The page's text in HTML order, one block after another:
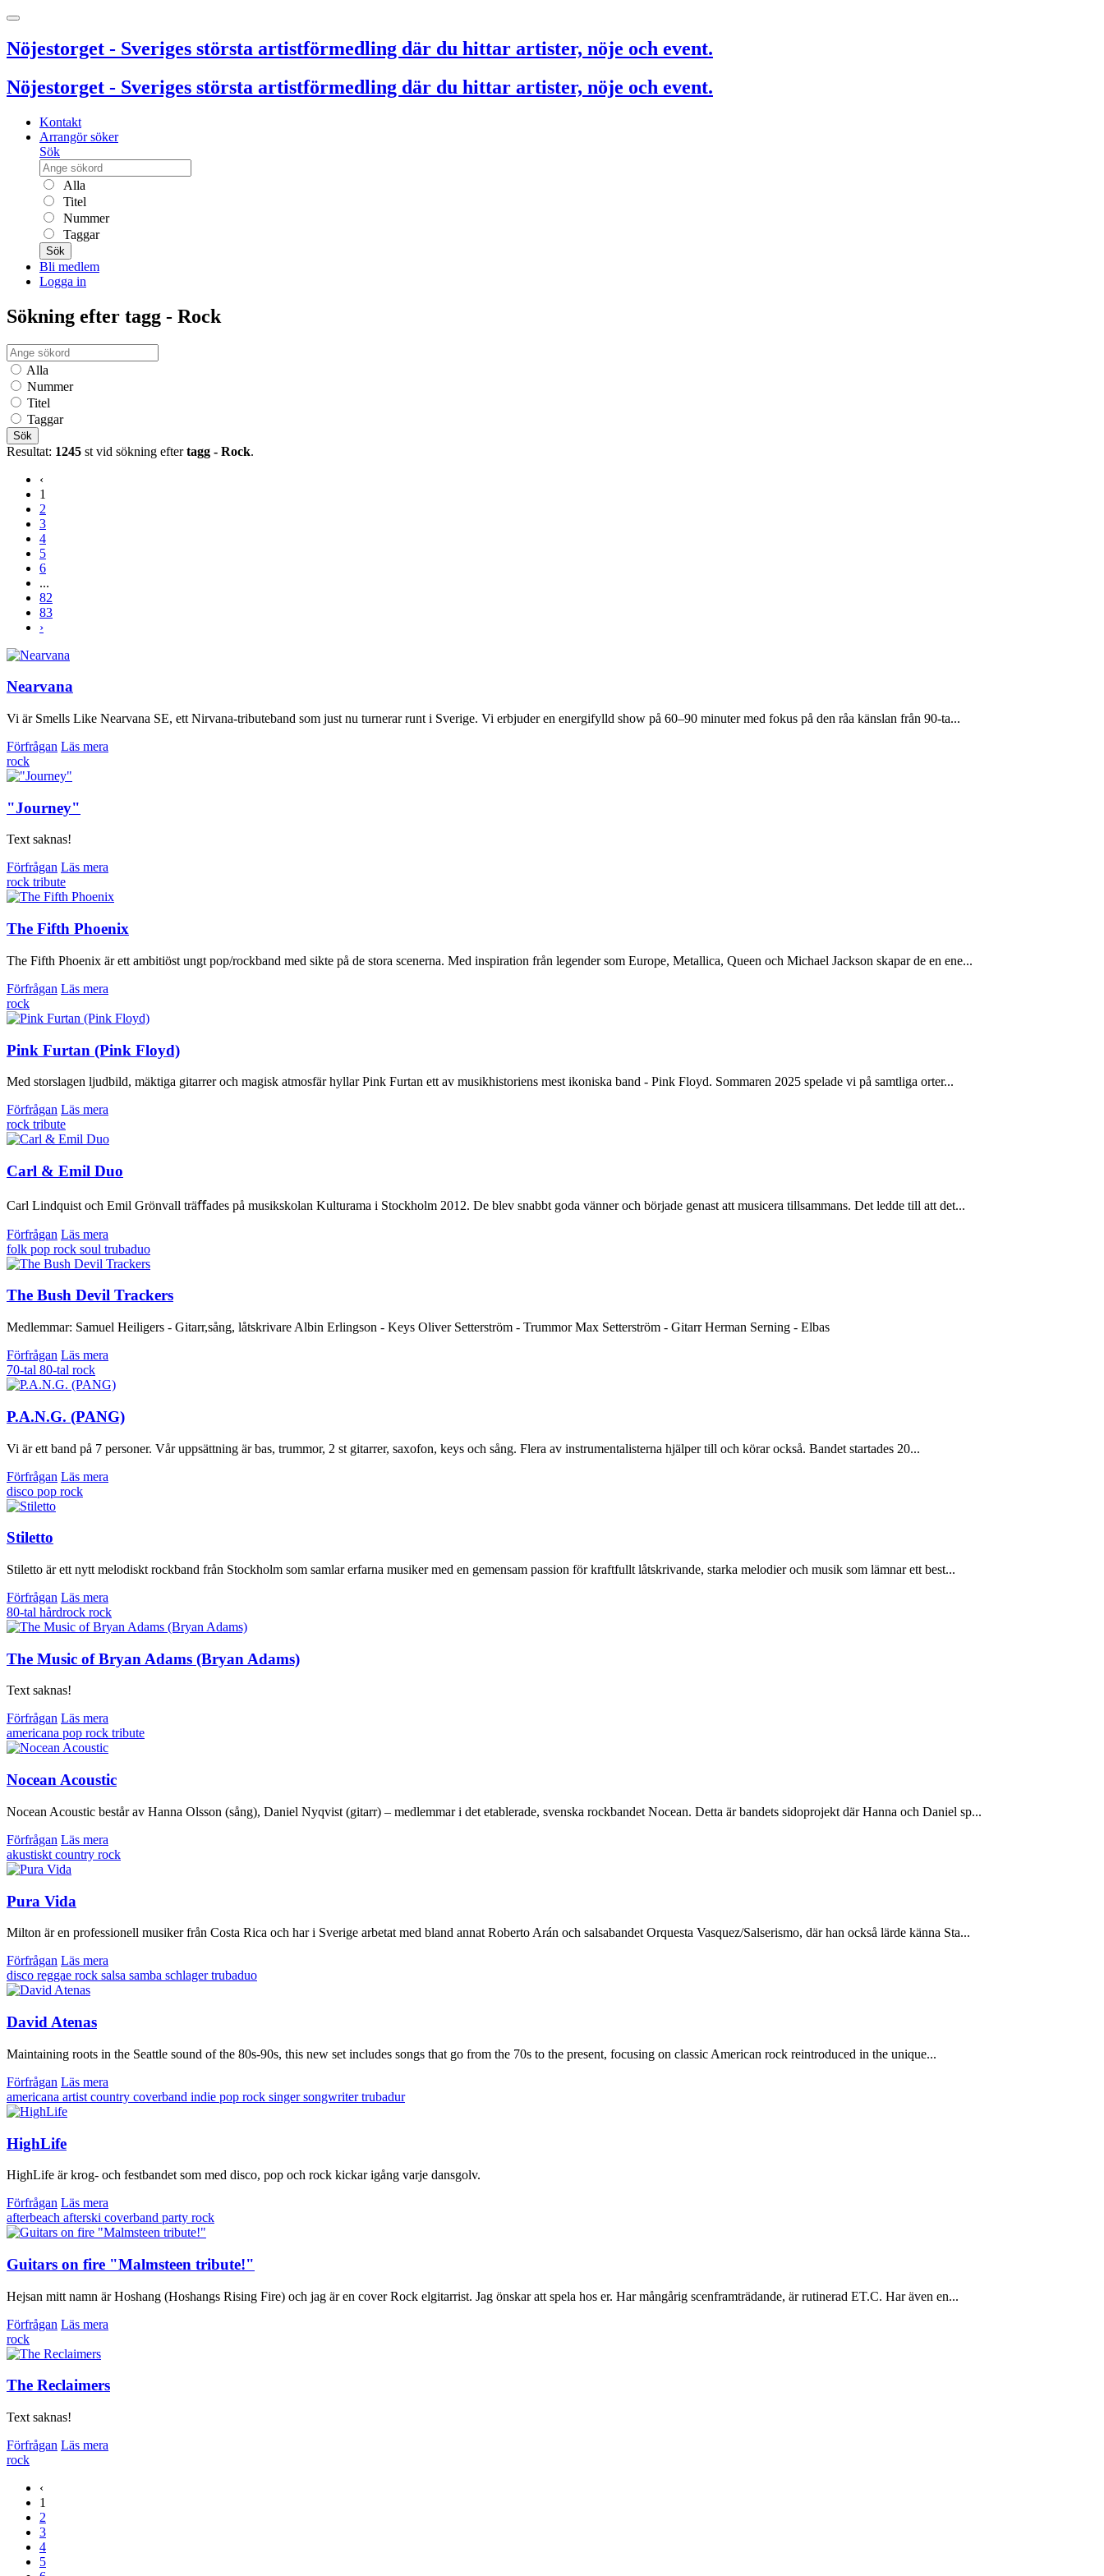
Nöjestorget - Sveriges största artistförmedling där du hittar artister, nöje och event.
Nöjestorget - Sveriges största artistförmedling där du hittar artister, nöje och event.
Kontakt
Arrangör söker
Sök
Alla
Titel
Nummer
Taggar
Sök
Bli medlem
Logga in
Sökning efter tagg - Rock
Alla
Nummer
Titel
Taggar
Sök
Resultat: 1245 st vid sökning eftertagg - Rock.
‹
1
2
3
4
5
6
...
82
83
›
Nearvana
Vi är Smells Like Nearvana SE, ett Nirvana-tributeband som just nu turnerar runt i Sverige. Vi erbjuder en energifylld show på 60–90 minuter med fokus på den råa känslan från 90-ta...
Förfrågan Läs mera
rock
"Journey"
Text saknas!
Förfrågan Läs mera
rock tribute
The Fifth Phoenix
The Fifth Phoenix är ett ambitiöst ungt pop/rockband med sikte på de stora scenerna. Med inspiration från legender som Europe, Metallica, Queen och Michael Jackson skapar de en ene...
Förfrågan Läs mera
rock
Pink Furtan (Pink Floyd)
Med storslagen ljudbild, mäktiga gitarrer och magisk atmosfär hyllar Pink Furtan ett av musikhistoriens mest ikoniska band - Pink Floyd. Sommaren 2025 spelade vi på samtliga orter...
Förfrågan Läs mera
rock tribute
Carl & Emil Duo
Carl Lindquist och Emil Grönvall träﬀades på musikskolan Kulturama i Stockholm 2012. De blev snabbt goda vänner och började genast att musicera tillsammans. Det ledde till att det...
Förfrågan Läs mera
folk pop rock soul trubaduo
The Bush Devil Trackers
Medlemmar: Samuel Heiligers - Gitarr,sång, låtskrivare Albin Erlingson - Keys Oliver Setterström - Trummor Max Setterström - Gitarr Herman Serning - Elbas
Förfrågan Läs mera
70-tal 80-tal rock
P.A.N.G. (PANG)
Vi är ett band på 7 personer. Vår uppsättning är bas, trummor, 2 st gitarrer, saxofon, keys och sång. Flera av instrumentalisterna hjälper till och körar också. Bandet startades 20...
Förfrågan Läs mera
disco pop rock
Stiletto
Stiletto är ett nytt melodiskt rockband från Stockholm som samlar erfarna musiker med en gemensam passion för kraftfullt låtskrivande, starka melodier och musik som lämnar ett best...
Förfrågan Läs mera
80-tal hårdrock rock
The Music of Bryan Adams (Bryan Adams)
Text saknas!
Förfrågan Läs mera
americana pop rock tribute
Nocean Acoustic
Nocean Acoustic består av Hanna Olsson (sång), Daniel Nyqvist (gitarr) – medlemmar i det etablerade, svenska rockbandet Nocean. Detta är bandets sidoprojekt där Hanna och Daniel sp...
Förfrågan Läs mera
akustiskt country rock
Pura Vida
Milton är en professionell musiker från Costa Rica och har i Sverige arbetat med bland annat Roberto Arán och salsabandet Orquesta Vasquez/Salserismo, där han också lärde känna Sta...
Förfrågan Läs mera
disco reggae rock salsa samba schlagertrubaduo
David Atenas
Maintaining roots in the Seattle sound of the 80s-90s, this new set includes songs that go from the 70s to the present, focusing on classic American rock reintroduced in the unique...
Förfrågan Läs mera
americana artist country coverband indie pop rock singer songwritertrubadur
HighLife
HighLife är krog- och festbandet som med disco, pop och rock kickar igång varje dansgolv.
Förfrågan Läs mera
afterbeach afterski coverband party rock
Guitars on fire "Malmsteen tribute!"
Hejsan mitt namn är Hoshang (Hoshangs Rising Fire) och jag är en cover Rock elgitarrist. Jag önskar att spela hos er. Har mångårig scenframträdande, är rutinerad ET.C. Har även en...
Förfrågan Läs mera
rock
The Reclaimers
Text saknas!
Förfrågan Läs mera
rock
‹
1
2
3
4
5